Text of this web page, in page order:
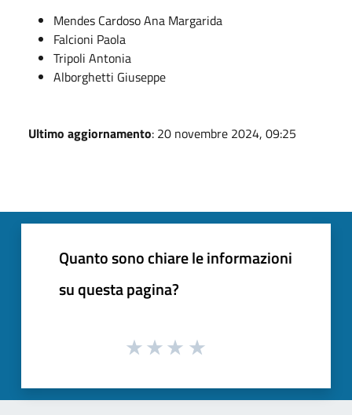
Mendes Cardoso Ana Margarida
Falcioni Paola
Tripoli Antonia
Alborghetti Giuseppe
Ultimo aggiornamento: 20 novembre 2024, 09:25
Quanto sono chiare le informazioni
su questa pagina?